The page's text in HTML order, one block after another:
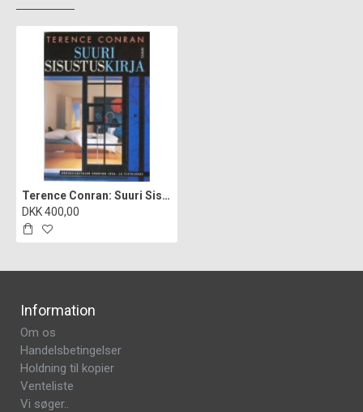
Terence Conran: Suuri Sisustuskirja Bog
DKK 400,00
Information
Om os
Handelsbetingelser
Holdning til kopier
Venteliste
Vi søger..